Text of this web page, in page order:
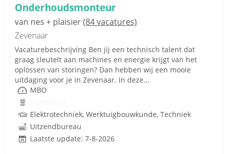
Onderhoudsmonteur
van nes + plaisier(84 vacatures)
Zevenaar
Vacaturebeschrijving Ben jij een technisch talent dat
graag sleutelt aan machines en energie krijgt van het
oplossen van storingen? Dan hebben wij een mooie
uitdaging voor je in Zevenaar. In deze...
MBO
Elektrotechniek, Werktuigbouwkunde, Techniek
Uitzendbureau
Laatste update: 7-8-2026